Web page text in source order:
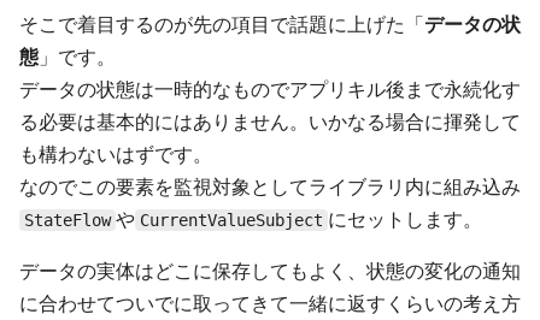
そこで着目するのが先の項目で話題に上げた「データの状
態 」です。
データの状態は一時的なものでアプリキル後まで永続化す
る必要は基本的にはありません。いかなる場合に揮発して
も構わないはずです。
なのでこの要素を監視対象としてライブラリ内に組み込み
StateFlow や CurrentValueSubject にセットします。
データの実体はどこに保存してもよく、状態の変化の通知
に合わせてついでに取ってきて一緒に返すくらいの考え方